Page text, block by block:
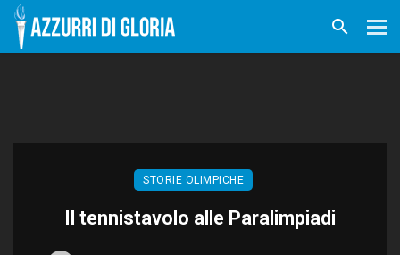
STORIE OLIMPICHE
Il tennistavolo alle Paralimpiadi